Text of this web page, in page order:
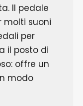
Il pedale
molti suoni
per
il posto di
offre un
modo